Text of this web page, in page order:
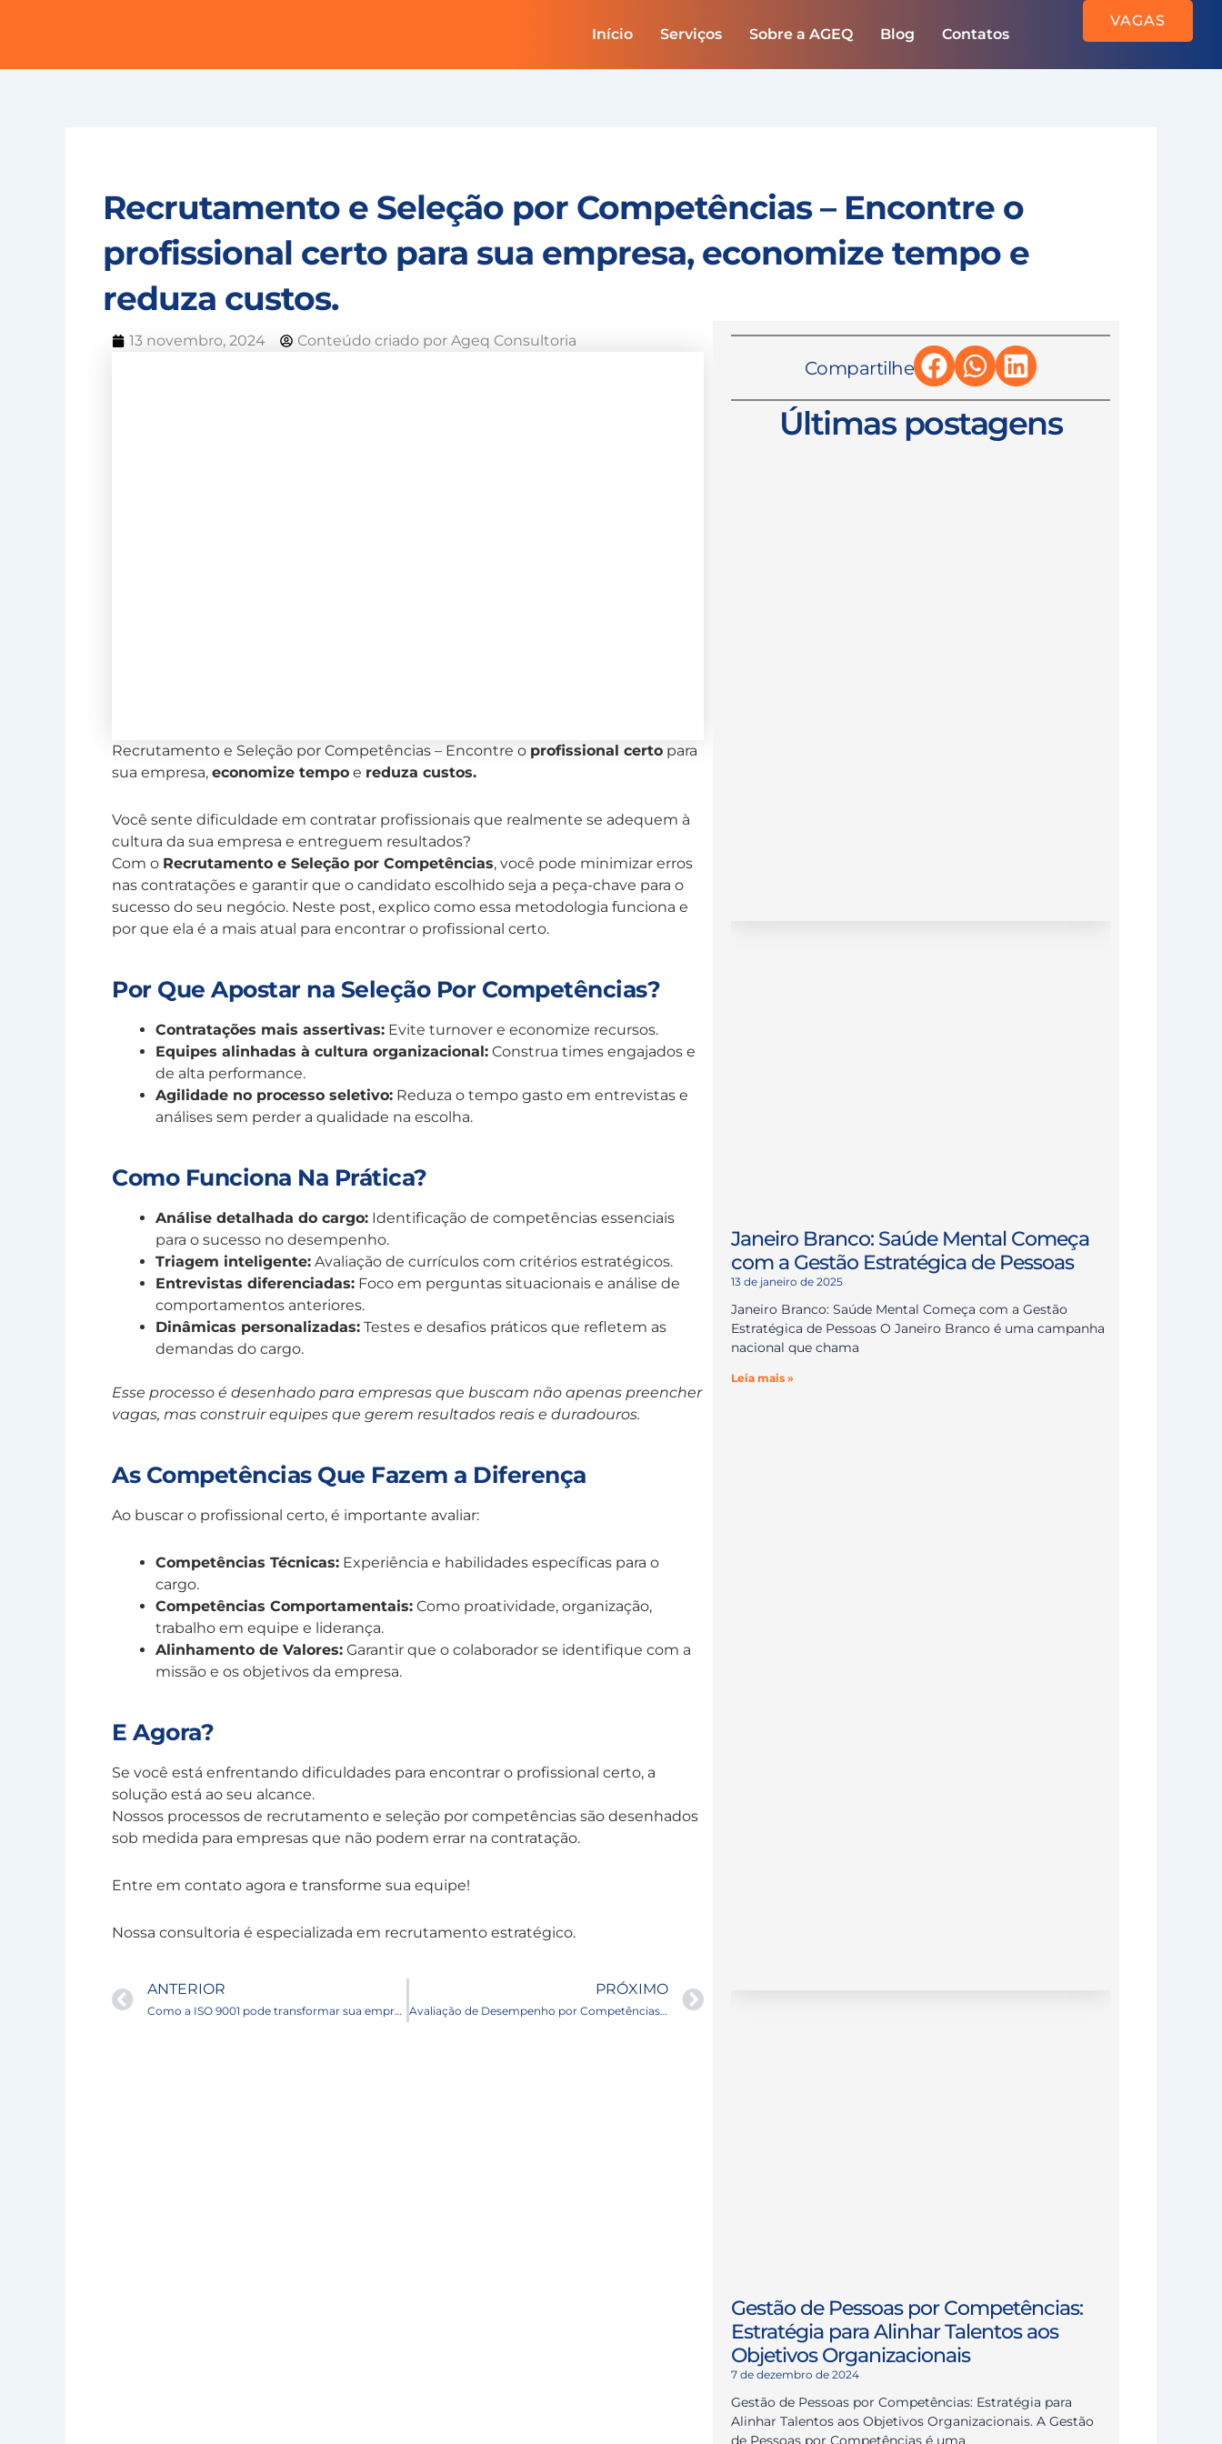
conteúdo
Início Serviços Sobre a AGEQ Blog Contatos
VAGAS
Recrutamento e Seleção por Competências – Encontre o
profissional certo para sua empresa, economize tempo e
reduza custos.
13 novembro, 2024 Conteúdo criado por Ageq Consultoria
Recrutamento e Seleção por Competências – Encontre o profissional certo para
sua empresa, economize tempo e reduza custos.
Você sente dificuldade em contratar profissionais que realmente se adequem à
cultura da sua empresa e entreguem resultados?
Com o Recrutamento e Seleção por Competências, você pode minimizar erros
nas contratações e garantir que o candidato escolhido seja a peça-chave para o
sucesso do seu negócio. Neste post, explico como essa metodologia funciona e
por que ela é a mais atual para encontrar o profissional certo.
Por Que Apostar na Seleção Por Competências?
Contratações mais assertivas: Evite turnover e economize recursos.
Equipes alinhadas à cultura organizacional: Construa times engajados e
de alta performance.
Agilidade no processo seletivo: Reduza o tempo gasto em entrevistas e
análises sem perder a qualidade na escolha.
Como Funciona Na Prática?
Análise detalhada do cargo: Identificação de competências essenciais
para o sucesso no desempenho.
Triagem inteligente: Avaliação de currículos com critérios estratégicos.
Entrevistas diferenciadas: Foco em perguntas situacionais e análise de
comportamentos anteriores.
Dinâmicas personalizadas: Testes e desafios práticos que refletem as
demandas do cargo.
Esse processo é desenhado para empresas que buscam não apenas preencher
vagas, mas construir equipes que gerem resultados reais e duradouros.
As Competências Que Fazem a Diferença
Ao buscar o profissional certo, é importante avaliar:
Competências Técnicas: Experiência e habilidades específicas para o
cargo.
Competências Comportamentais: Como proatividade, organização,
trabalho em equipe e liderança.
Alinhamento de Valores: Garantir que o colaborador se identifique com a
missão e os objetivos da empresa.
E Agora?
Se você está enfrentando dificuldades para encontrar o profissional certo, a
solução está ao seu alcance.
Nossos processos de recrutamento e seleção por competências são desenhados
sob medida para empresas que não podem errar na contratação.
Entre em contato agora e transforme sua equipe!
Nossa consultoria é especializada em recrutamento estratégico.
Prev
ANTERIOR
Como a ISO 9001 pode transformar sua empresa.
PRÓXIMO
Avaliação de Desempenho por Competências: Como alinhar resultados e desenvolver talentos.
Compartilhe
Últimas postagens
Janeiro Branco: Saúde Mental Começa
com a Gestão Estratégica de Pessoas
13 de janeiro de 2025
Janeiro Branco: Saúde Mental Começa com a Gestão
Estratégica de Pessoas O Janeiro Branco é uma campanha
nacional que chama
Leia mais »
Gestão de Pessoas por Competências:
Estratégia para Alinhar Talentos aos
Objetivos Organizacionais
7 de dezembro de 2024
Gestão de Pessoas por Competências: Estratégia para
Alinhar Talentos aos Objetivos Organizacionais. A Gestão
de Pessoas por Competências é uma